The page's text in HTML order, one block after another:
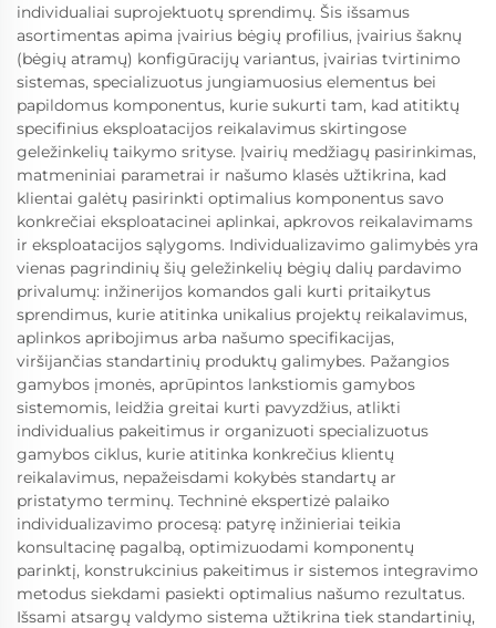
individualiai suprojektuotų sprendimų. Šis išsamus
asortimentas apima įvairius bėgių profilius, įvairius šaknų
(bėgių atramų) konfigūracijų variantus, įvairias tvirtinimo
sistemas, specializuotus jungiamuosius elementus bei
papildomus komponentus, kurie sukurti tam, kad atitiktų
specifinius eksploatacijos reikalavimus skirtingose
geležinkelių taikymo srityse. Įvairių medžiagų pasirinkimas,
matmeniniai parametrai ir našumo klasės užtikrina, kad
klientai galėtų pasirinkti optimalius komponentus savo
konkrečiai eksploatacinei aplinkai, apkrovos reikalavimams
ir eksploatacijos sąlygoms. Individualizavimo galimybės yra
vienas pagrindinių šių geležinkelių bėgių dalių pardavimo
privalumų: inžinerijos komandos gali kurti pritaikytus
sprendimus, kurie atitinka unikalius projektų reikalavimus,
aplinkos apribojimus arba našumo specifikacijas,
viršijančias standartinių produktų galimybes. Pažangios
gamybos įmonės, aprūpintos lankstiomis gamybos
sistemomis, leidžia greitai kurti pavyzdžius, atlikti
individualius pakeitimus ir organizuoti specializuotus
gamybos ciklus, kurie atitinka konkrečius klientų
reikalavimus, nepažeisdami kokybės standartų ar
pristatymo terminų. Techninė ekspertizė palaiko
individualizavimo procesą: patyrę inžinieriai teikia
konsultacinę pagalbą, optimizuodami komponentų
parinktį, konstrukcinius pakeitimus ir sistemos integravimo
metodus siekdami pasiekti optimalius našumo rezultatus.
Išsami atsargų valdymo sistema užtikrina tiek standartinių,